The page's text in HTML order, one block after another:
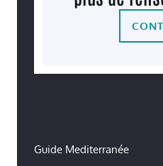
Guide Mediterranée